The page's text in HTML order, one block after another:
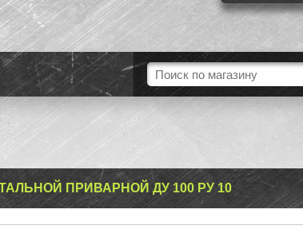
ПРИВАРНОЙ ДУ 100 РУ 10